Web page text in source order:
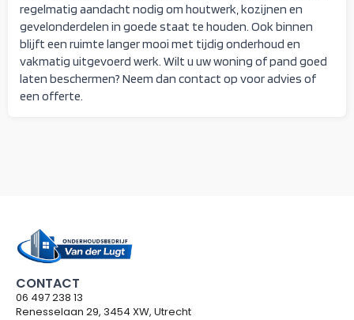
regelmatig aandacht nodig om houtwerk, kozijnen en
gevelonderdelen in goede staat te houden. Ook binnen
blijft een ruimte langer mooi met tijdig onderhoud en
vakmatig uitgevoerd werk. Wilt u uw woning of pand goed
laten beschermen? Neem dan contact op voor advies of
een offerte.
CONTACT
06 497 238 13
Renesselaan 29, 3454 XW, Utrecht